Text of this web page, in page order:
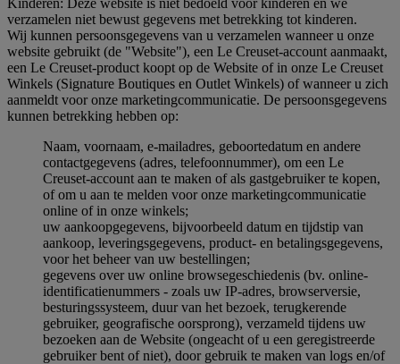
Kinderen: Deze website is niet bedoeld voor kinderen en we
verzamelen niet bewust gegevens met betrekking tot kinderen.
Wij kunnen persoonsgegevens van u verzamelen wanneer u onze
website gebruikt (de "Website"), een Le Creuset-account aanmaakt,
een Le Creuset-product koopt op de Website of in onze Le Creuset
Winkels (Signature Boutiques en Outlet Winkels) of wanneer u zich
aanmeldt voor onze marketingcommunicatie. De persoonsgegevens
kunnen betrekking hebben op:
Naam, voornaam, e-mailadres, geboortedatum en andere
contactgegevens (adres, telefoonnummer), om een Le
Creuset-account aan te maken of als gastgebruiker te kopen,
of om u aan te melden voor onze marketingcommunicatie
online of in onze winkels;
uw aankoopgegevens, bijvoorbeeld datum en tijdstip van
aankoop, leveringsgegevens, product- en betalingsgegevens,
voor het beheer van uw bestellingen;
gegevens over uw online browsegeschiedenis (bv. online-
identificatienummers - zoals uw IP-adres, browserversie,
besturingssysteem, duur van het bezoek, terugkerende
gebruiker, geografische oorsprong), verzameld tijdens uw
bezoeken aan de Website (ongeacht of u een geregistreerde
gebruiker bent of niet), door gebruik te maken van logs en/of